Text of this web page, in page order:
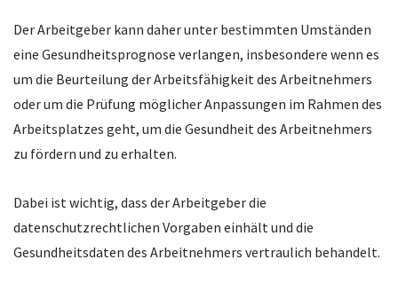
Der Arbeitgeber kann daher unter bestimmten Umständen
eine Gesundheitsprognose verlangen, insbesondere wenn es
um die Beurteilung der Arbeitsfähigkeit des Arbeitnehmers
oder um die Prüfung möglicher Anpassungen im Rahmen des
Arbeitsplatzes geht, um die Gesundheit des Arbeitnehmers
zu fördern und zu erhalten.
Dabei ist wichtig, dass der Arbeitgeber die
datenschutzrechtlichen Vorgaben einhält und die
Gesundheitsdaten des Arbeitnehmers vertraulich behandelt.